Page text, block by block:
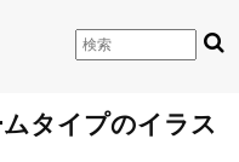
タイプのイラス